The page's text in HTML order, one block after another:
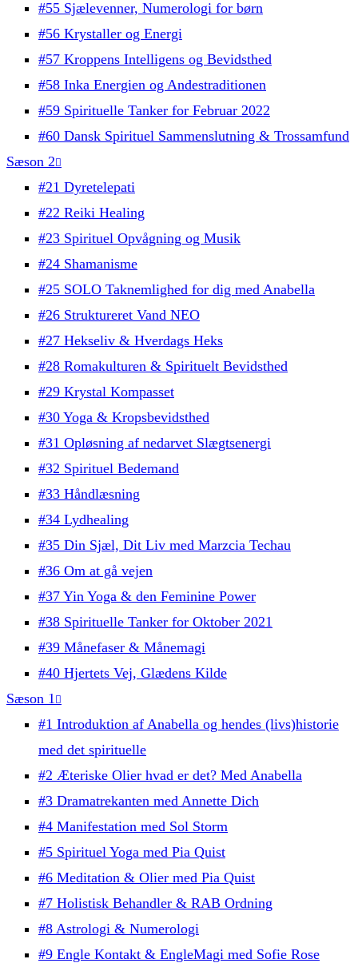
#55 Sjælevenner, Numerologi for børn
#56 Krystaller og Energi
#57 Kroppens Intelligens og Bevidsthed
#58 Inka Energien og Andestraditionen
#59 Spirituelle Tanker for Februar 2022
#60 Dansk Spirituel Sammenslutning & Trossamfund
Sæson 2
#21 Dyretelepati
#22 Reiki Healing
#23 Spirituel Opvågning og Musik
#24 Shamanisme
#25 SOLO Taknemlighed for dig med Anabella
#26 Struktureret Vand NEO
#27 Hekseliv & Hverdags Heks
#28 Romakulturen & Spirituelt Bevidsthed
#29 Krystal Kompasset
#30 Yoga & Kropsbevidsthed
#31 Opløsning af nedarvet Slægtsenergi
#32 Spirituel Bedemand
#33 Håndlæsning
#34 Lydhealing
#35 Din Sjæl, Dit Liv med Marzcia Techau
#36 Om at gå vejen
#37 Yin Yoga & den Feminine Power
#38 Spirituelle Tanker for Oktober 2021
#39 Månefaser & Månemagi
#40 Hjertets Vej, Glædens Kilde
Sæson 1
#1 Introduktion af Anabella og hendes (livs)historie
med det spirituelle
#2 Æteriske Olier hvad er det? Med Anabella
#3 Dramatrekanten med Annette Dich
#4 Manifestation med Sol Storm
#5 Spirituel Yoga med Pia Quist
#6 Meditation & Olier med Pia Quist
#7 Holistisk Behandler & RAB Ordning
#8 Astrologi & Numerologi
#9 Engle Kontakt & EngleMagi med Sofie Rose